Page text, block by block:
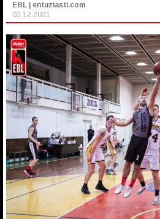
EBL | entuziasti.com
02.12.2021